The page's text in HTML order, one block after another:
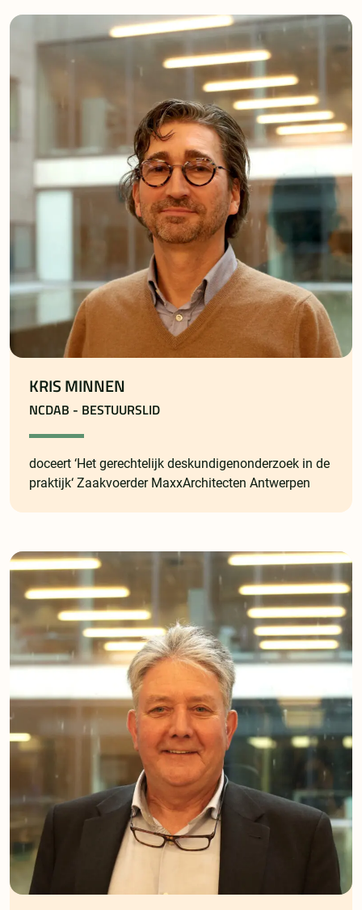
KRIS MINNEN
NCDAB - BESTUURSLID
doceert ‘Het gerechtelijk deskundigenonderzoek in de
praktijk‘ Zaakvoerder MaxxArchitecten Antwerpen